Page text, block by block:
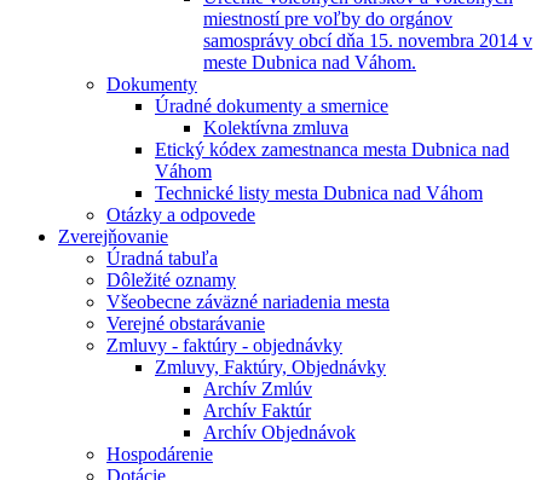
miestností pre voľby do orgánov
samosprávy obcí dňa 15. novembra 2014 v
meste Dubnica nad Váhom.
Dokumenty
Úradné dokumenty a smernice
Kolektívna zmluva
Etický kódex zamestnanca mesta Dubnica nad
Váhom
Technické listy mesta Dubnica nad Váhom
Otázky a odpovede
Zverejňovanie
Úradná tabuľa
Dôležité oznamy
Všeobecne záväzné nariadenia mesta
Verejné obstarávanie
Zmluvy - faktúry - objednávky
Zmluvy, Faktúry, Objednávky
Archív Zmlúv
Archív Faktúr
Archív Objednávok
Hospodárenie